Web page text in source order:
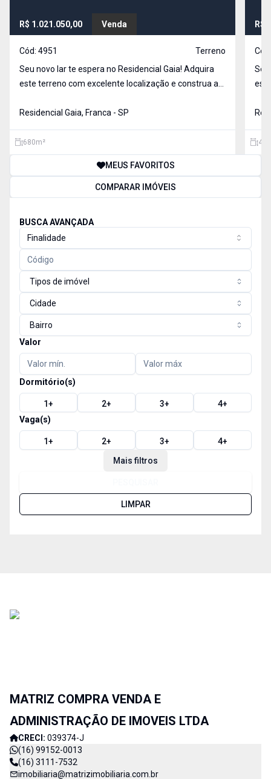
R$ 1.021.050,00 Venda
Cód: 4951
Terreno
Seu novo lar te espera no Residencial Gaia! Adquira
este terreno com excelente localização e construa a
sol da manhã iluminando seus ambientes e
t
Residencial Gaia, Franca - SP
680m²
R$
Seu
sol
t419
MEUS FAVORITOS
COMPARAR IMÓVEIS
BUSCA AVANÇADA
Finalidade
Tipos de imóvel
Cidade
Bairro
Valor
Dormitório(s)
1+ 2+ 3+ 4+
Vaga(s)
1+ 2+ 3+ 4+
Mais filtros
LIMPAR
MATRIZ COMPRA VENDA E
ADMINISTRAÇÃO DE IMOVEIS LTDA
CRECI: 039374-J
(16) 99152-0013
(16) 3111-7532
imobiliaria@matrizimobiliaria.com.br